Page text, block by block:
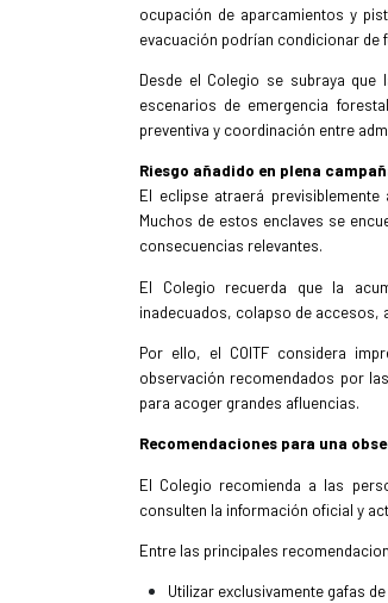
ocupación de aparcamientos y
evacuación podrían condicionar de
Desde el Colegio se subraya
escenarios de emergencia
preventiva y coordinación entre
Riesgo añadido en plena
El eclipse atraerá
Muchos de estos enclaves se
consecuencias relevantes.
El Colegio recuerda que la
inadecuados, colapso de accesos,
Por ello, el COITF considera
observación recomendados por
para acoger grandes afluencias.
Recomendaciones para una
El Colegio recomienda a las
consulten la información oficial y
Entre las principales
Utilizar exclusivamente gafas